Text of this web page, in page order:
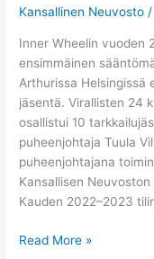
Kansallinen Neuvosto /
Inner Wheelin vuoden
ensimmäinen
Arthurissa Helsingissä
jäsentä. Virallisten 24
osallistui 10
puheenjohtaja Tuula
puheenjohtajana
Kansallisen
Kauden 2022–2023
Read More »